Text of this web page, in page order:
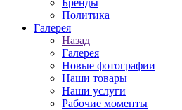
Политика
Галерея
Назад
Галерея
Новые фотографии
Наши товары
Наши услуги
Рабочие моменты